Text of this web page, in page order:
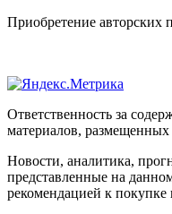
Приобретение авторских
Ответственность за
материалов, размещенных
Новости, аналитика,
представленные на
рекомендацией к